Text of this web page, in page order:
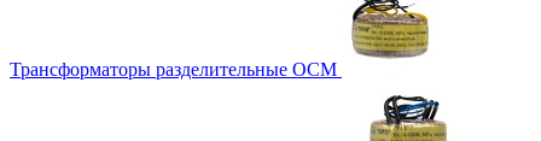
Трансформаторы разделительные ОСМ